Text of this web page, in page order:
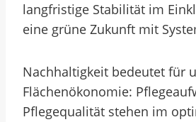
langfristige Stabilität im
eine grüne Zukunft mit
Nachhaltigkeit bedeutet für
Flächenökonomie:
Pflegequalität stehen im